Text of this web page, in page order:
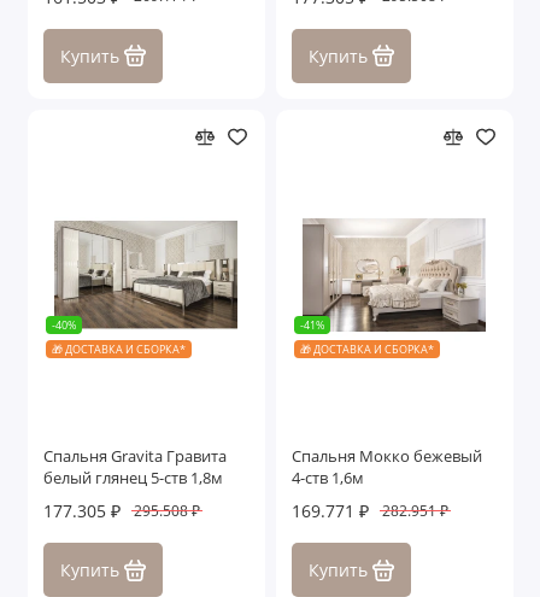
Купить Купить
-40%
🎁 ДОСТАВКА И СБОРКА*
Спальня Gravita Гравита
белый глянец 5-ств 1,8м
177.305 ₽ 295.508 ₽
Купить
-41%
🎁 ДОСТАВКА И СБОРКА*
Спальня Мокко бежевый
4-ств 1,6м
169.771 ₽ 282.951 ₽
Купить